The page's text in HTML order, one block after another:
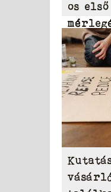
os
to PET